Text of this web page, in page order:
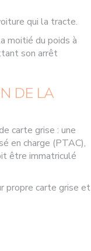
qui la tracte.
moitié du poids à
son arrêt
DE LA
carte grise : une
en charge (PTAC),
être immatriculé
propre carte grise et